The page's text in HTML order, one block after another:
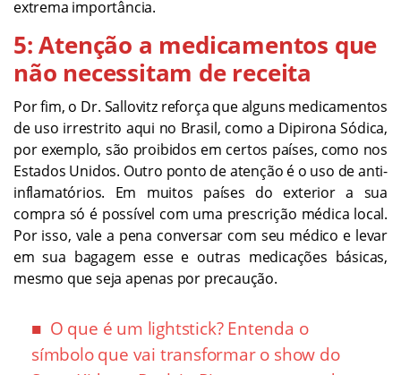
extrema importância.
5: Atenção a medicamentos que
não necessitam de receita
Por fim, o Dr. Sallovitz reforça que alguns medicamentos
de uso irrestrito aqui no Brasil, como a Dipirona Sódica,
por exemplo, são proibidos em certos países, como nos
Estados Unidos. Outro ponto de atenção é o uso de anti-
inflamatórios. Em muitos países do exterior a sua
compra só é possível com uma prescrição médica local.
Por isso, vale a pena conversar com seu médico e levar
em sua bagagem esse e outras medicações básicas,
mesmo que seja apenas por precaução.
O que é um lightstick? Entenda o
símbolo que vai transformar o show do